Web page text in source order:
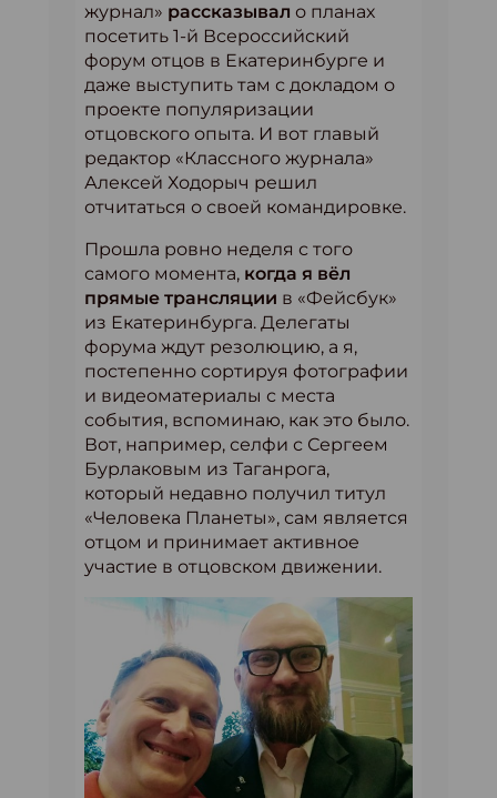
журнал» рассказывал о планах
посетить 1-й Всероссийский
форум отцов в Екатеринбурге и
даже выступить там с докладом о
проекте популяризации
отцовского опыта. И вот главый
редактор «Классного журнала»
Алексей Ходорыч решил
отчитаться о своей командировке.
Прошла ровно неделя с того
самого момента, когда я вёл
прямые трансляции в «Фейсбук»
из Екатеринбурга. Делегаты
форума ждут резолюцию, а я,
постепенно сортируя фотографии
и видеоматериалы с места
события, вспоминаю, как это было.
Вот, например, селфи с Сергеем
Бурлаковым из Таганрога,
который недавно получил титул
«Человека Планеты», сам является
отцом и принимает активное
участие в отцовском движении.